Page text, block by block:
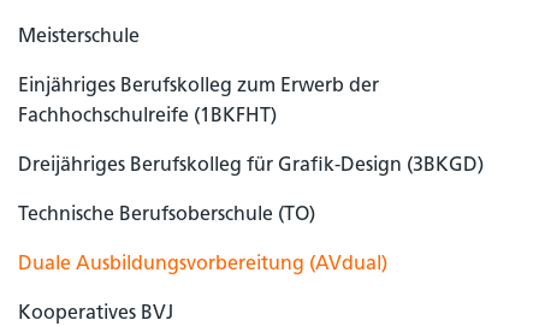
Meisterschule
Einjähriges Berufskolleg zum Erwerb der
Fachhochschulreife (1BKFHT)
Dreijähriges Berufskolleg für Grafik-Design (3BKGD)
Technische Berufsoberschule (TO)
Duale Ausbildungsvorbereitung (AVdual)
Kooperatives BVJ